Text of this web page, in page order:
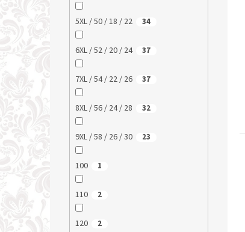
5XL / 50 / 18 / 22 34
6XL / 52 / 20 / 24 37
7XL / 54 / 22 / 26 37
8XL / 56 / 24 / 28 32
9XL / 58 / 26 / 30 23
100 1
110 2
120 2